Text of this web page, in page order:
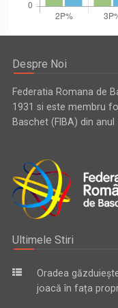
Despre Noi
Federatia Romana de
1931 si este membru
Baschet (FIBA) din anul
Ultimele Stiri
Oradea
joacă în fața